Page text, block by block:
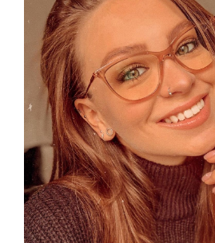
Κωδικός Προϊόντος / Μοντέλο: